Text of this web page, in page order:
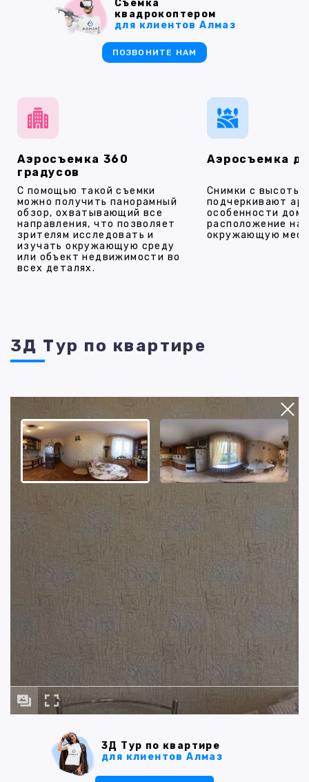
Аэросъемка 360
градусов
С помощью такой съемки
можно получить панорамный
обзор, охватывающий все
направления, что позволяет
зрителям исследовать и
изучать окружающую среду
или объект недвижимости во
всех деталях.
Аэросъемка
Снимки с высоты
подчеркивают
особенности
расположение на
окружающую
Съемка
квадрокоптером
для клиентов Алмаз
ПОЗВОНИТЕ НАМ
3Д Тур по квартире
3Д Тур по квартире
для клиентов Алмаз